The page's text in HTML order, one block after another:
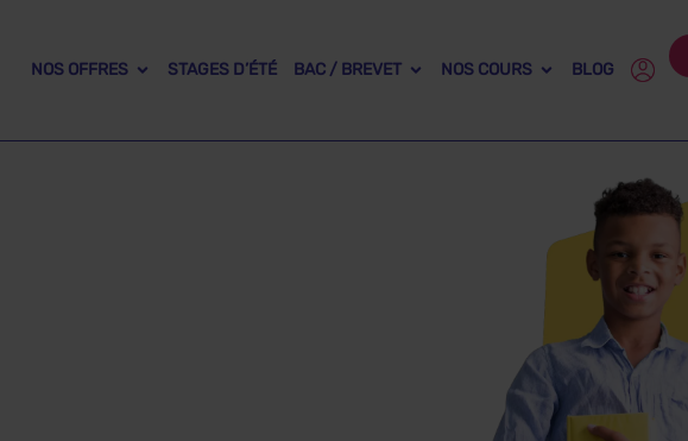
NOS OFFRES STAGES D’ÉTÉ BAC / BREVET NOS COURS BLOG